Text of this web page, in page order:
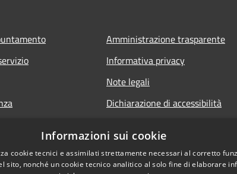
Amministrazione trasparente
Informativa privacy
Note legali
Dichiarazione di accessibilità
Informazioni sui cookie
cookie tecnici e assimilati strettamente necessari al corretto
sito, nonché un cookie tecnico analitico al solo fine di elaborare